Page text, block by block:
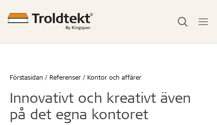
Förstasidan Referenser Kontor och affärer
Innovativt och kreativt även
på det egna kontoret